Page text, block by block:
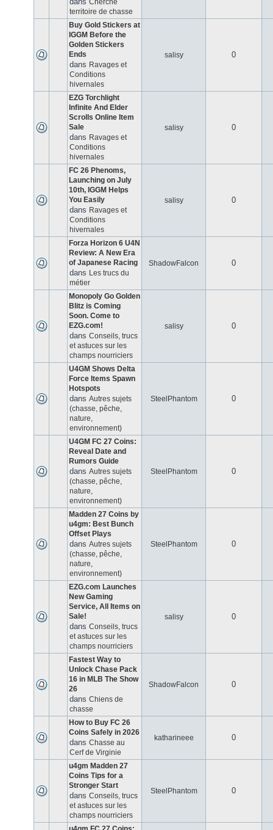
Cherche
territoire de chasse
Buy Gold Stickers at
IGGM Before the
Golden Stickers
Ends
dans Ravages et
Conditions
hivernales
salisy 0
EZG Torchlight
Infinite And Elder
Scrolls Online Item
Sale
dans Ravages et
Conditions
hivernales
salisy 0
FC 26 Phenoms,
Launching on July
10th, IGGM Helps
You Easily
dans Ravages et
Conditions
hivernales
salisy 0
Forza Horizon 6 U4N
Review: A New Era
of Japanese Racing
dans Les trucs du
métier
ShadowFalcon 0
Monopoly Go Golden
Blitz is Coming
Soon. Come to
EZG.com!
dans Conseils, trucs
et astuces sur les
champs nourriciers
salisy 0
U4GM Shows Delta
Force Items Spawn
Hotspots
dans Autres sujets
(chasse, pêche,
nature,
environnement)
SteelPhantom 0
U4GM FC 27 Coins:
Reveal Date and
Rumors Guide
dans Autres sujets
(chasse, pêche,
nature,
environnement)
SteelPhantom 0
Madden 27 Coins by
u4gm: Best Bunch
Offset Plays
dans Autres sujets
(chasse, pêche,
nature,
environnement)
SteelPhantom 0
EZG.com Launches
New Gaming
Service, All Items on
Sale!
dans Conseils, trucs
et astuces sur les
champs nourriciers
salisy 0
Fastest Way to
Unlock Chase Pack
16 in MLB The Show
26
dans Chiens de
chasse
ShadowFalcon 0
How to Buy FC 26
Coins Safely in 2026
dans Chasse au
Cerf de Virginie
katharineee 0
u4gm Madden 27
Coins Tips for a
Stronger Start
dans Conseils, trucs
et astuces sur les
champs nourriciers
SteelPhantom 0